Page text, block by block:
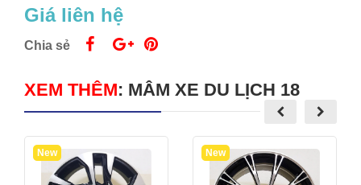
Giá liên hệ
Chia sẻ
XEM THÊM: MÂM XE DU LỊCH 18
New New